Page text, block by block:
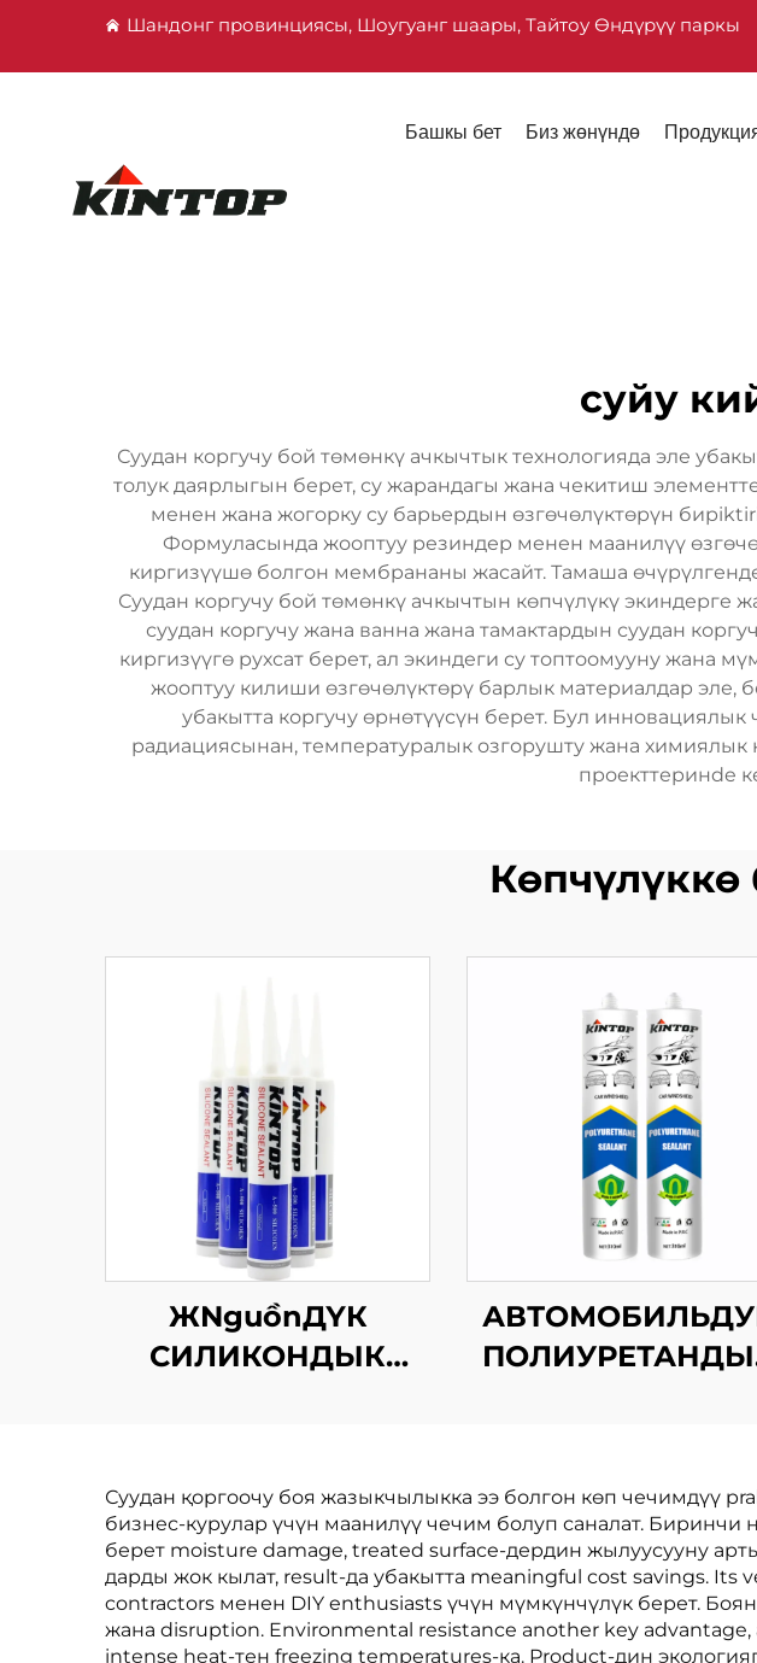
Шандонг провинциясы, Шоугуанг шаары, Тайтоу Өндүрүү паркы
Башкы бет Биз жөнүндө
суйу
Суудан коргучу бой төмөнкү ачкычтык технологияда эле
толук даярлыгын берет, су жарандагы жана чекитиш
менен жана жогорку су барьердын өзгөчөлүктөрүн
Формуласында жооптуу резиндер менен маанилүү
киргизүүшө болгон мембрананы жасайт. Тамаша
Суудан коргучу бой төмөнкү ачкычтын көпчүлүкү
суудан коргучу жана ванна жана тамактардын суудан
киргизүүгө рухсат берет, ал экиндеги су топтоомууну жана
жооптуу килиши өзгөчөлүктөрү барлык материалдар эле,
убакытта коргучу өрнөтүүсүн берет. Бул
радиациясынан, температуралык озгорушту жана
проекттеринde
Көпчүлүккө
ЖNguồnДҮК
СИЛИКОНДЫК
Суудан қоргоочу боя жазыкчылыкка ээ болгон көп чечимдүү
бизнес-курулар үчүн маанилүү чечим болуп саналат. Биринчи
берет moisture damage, treated surface-дердин жылуусууну
дарды жок кылат, result-да убакытта meaningful cost savings.
contractors менен DIY enthusiasts үчүн мүмкүнчүлүк берет.
жана disruption. Environmental resistance another key
intense heat-тен freezing temperatures-ка. Product-дин